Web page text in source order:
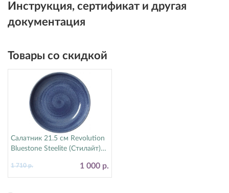
Инструкция, сертификат и другая
документация
Товары со скидкой
Салатник 21.5 см Revolution
Bluestone Steelite (Стилайт)
1 000 р.
1 710 р.